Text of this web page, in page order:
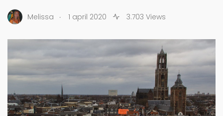
Melissa . 1 april 2020 3.703 Views